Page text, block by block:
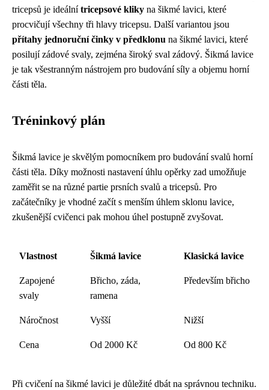
tricepsů je ideálnítricepsové kliky na šikmé lavici, které
procvičují všechny tři hlavy tricepsu. Další variantou jsou
přítahy jednoruční činky v předklonu na šikmé lavici, které
posilují zádové svaly, zejména široký sval zádový. Šikmá lavice
je tak všestranným nástrojem pro budování síly a objemu horní
části těla.
Tréninkový plán
Šikmá lavice je skvělým pomocníkem pro budování svalů horní
části těla. Díky možnosti nastavení úhlu opěrky zad umožňuje
zaměřit se na různé partie prsních svalů a tricepsů. Pro
začátečníky je vhodné začít s menším úhlem sklonu lavice,
zkušenější cvičenci pak mohou úhel postupně zvyšovat.
Vlastnost Šikmá lavice Klasická lavice
Zapojené
svaly
Břicho, záda,
ramena
Především břicho
Náročnost Vyšší Nižší
Cena Od 2000 Kč Od 800 Kč
Při cvičení na šikmé lavici je důležité dbát na správnou techniku.